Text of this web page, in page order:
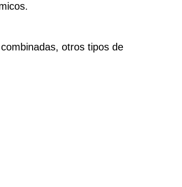
otros tipos de